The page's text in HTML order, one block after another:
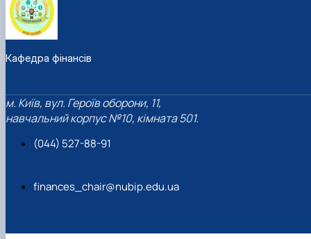
Кафедра фінансів
м. Київ, вул. Героїв оборони, 11,
навчальний корпус №10, кімната 501.
(044) 527-88-91
finances_chair@nubip.edu.ua